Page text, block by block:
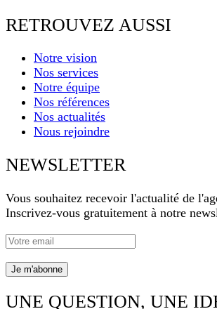
RETROUVEZ AUSSI
Notre vision
Nos services
Notre équipe
Nos références
Nos actualités
Nous rejoindre
NEWSLETTER
Vous souhaitez recevoir l'actualité de
Inscrivez-vous gratuitement à notre
UNE QUESTION, UNE